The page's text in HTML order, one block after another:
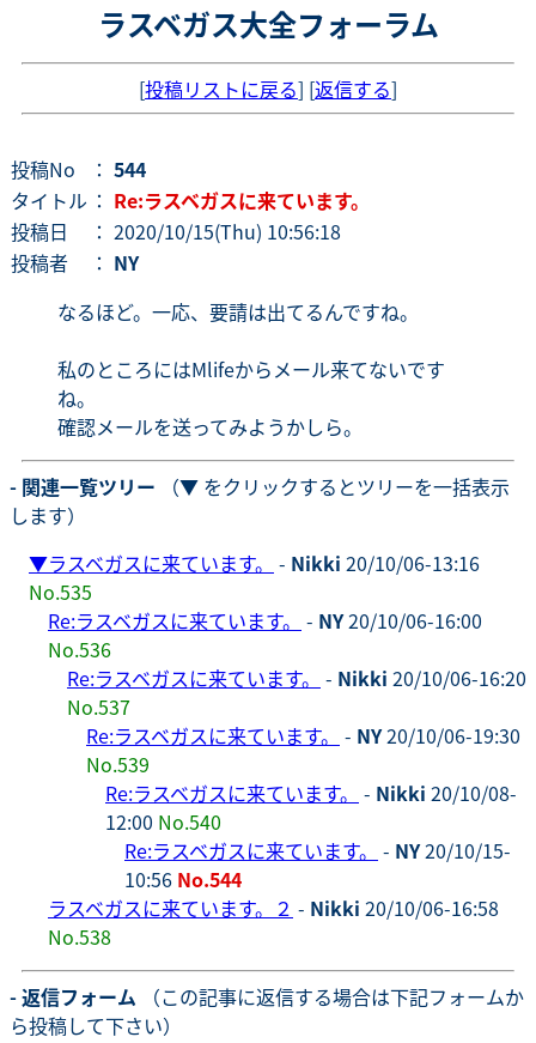
ラスベガス大全フォーラム
[投稿リストに戻る] [返信する]
投稿No ： 544
タイトル ： Re:ラスベガスに来ています。
投稿日
： 2020/10/15(Thu) 10:56:18
投稿者
： NY
なるほど。一応、要請は出てるんですね。
私のところにはMlifeからメール来てないです
ね。
確認メールを送ってみようかしら。
- 関連一覧ツリー （▼ をクリックするとツリーを一括表示
します）
▼ラスベガスに来ています。 - Nikki 20/10/06-13:16
No.535
Re:ラスベガスに来ています。 - NY20/10/06-16:00
No.536
Re:ラスベガスに来ています。 - Nikki 20/10/06-16:20
No.537
Re:ラスベガスに来ています。 - NY20/10/06-19:30
No.539
Re:ラスベガスに来ています。 - Nikki 20/10/08-
12:00 No.540
Re:ラスベガスに来ています。 - NY20/10/15-
10:56 No.544
ラスベガスに来ています。２ - Nikki 20/10/06-16:58
No.538
- 返信フォーム （この記事に返信する場合は下記フォームか
ら投稿して下さい）